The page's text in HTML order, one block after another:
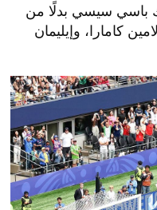
باسي سيسي بدلًا من
كامارا، وإيليمان